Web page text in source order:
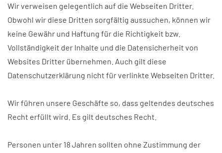
Wir verweisen gelegentlich auf die Webseiten Dritter.
Obwohl wir diese Dritten sorgfältig aussuchen, können wir
keine Gewähr und Haftung für die Richtigkeit bzw.
Vollständigkeit der Inhalte und die Datensicherheit von
Websites Dritter übernehmen. Auch gilt diese
Datenschutzerklärung nicht für verlinkte Webseiten Dritter.
Wir führen unsere Geschäfte so, dass geltendes deutsches
Recht erfüllt wird. Es gilt deutsches Recht.
Personen unter 18 Jahren sollten ohne Zustimmung der